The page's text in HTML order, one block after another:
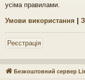
усіма правилами.
Умови використання |
Реєстрація
Безкоштовний сервер